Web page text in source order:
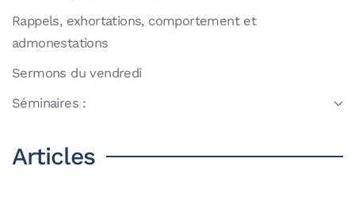
Rappels, exhortations, comportement et
admonestations
Sermons du vendredi
Séminaires :
Articles